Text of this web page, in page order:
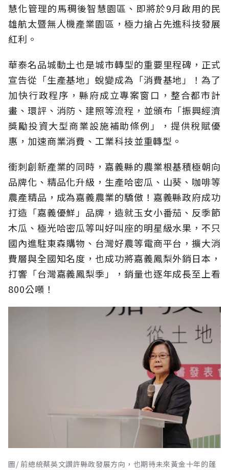
慧化管理的馬稠後智慧園區、即將於9月啟用的民
雄航太暨無人機產業園區，極力搶占先進科技發展
紅利。
華泰名品城動土也是城市轉型的重要里程碑，正式
宣告從「生產基地」蛻變成為「消費基地」！為了
加快行政程序，縣府成立專案窗口，整合都市計
畫、環評、消防、建照等流程，並頒布「振興經濟
獎勵投資大型商業設施補助條例」，提供稅賦優
惠，加速商業消費、工業科技並重轉型。
衝刺創新產業的同時，嘉義縣的農業根基積極朝向
品牌化、精品化升級，生產哈密瓜、山葵、咖啡等
農產精品，成為嘉義農業的驕傲！嘉義縣政府成功
打造「嘉義優鮮」品牌，造就玉女小番茄、反季節
木瓜、極光哈密瓜等叫好叫座的明星級水果，不只
國內進駐東森購物、台灣好農等電商平台，擴大消
費層與全國知名度，也成功將嘉義鳳梨外銷日本，
打響「台灣嘉義鳳梨季」，銷量也逐年成長至上看
800公噸！
圖/ 前總統蔡英文讚許縣政發展方向，也期待未來黃金十年的蓬